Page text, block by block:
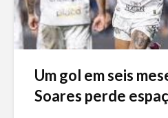
Um gol em seis
Soares perde